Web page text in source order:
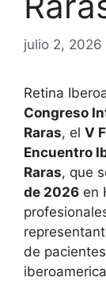
julio 2, 2026
Retina
Congreso
Raras, el V
Encuentro
Raras, que
de 2026 en
de